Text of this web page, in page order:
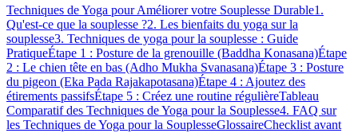
Techniques de Yoga pour Améliorer votre Souplesse Durable1.
Qu'est-ce que la souplesse ?2. Les bienfaits du yoga sur la
souplesse3. Techniques de yoga pour la souplesse : Guide
PratiqueÉtape 1 : Posture de la grenouille (Baddha Konasana)Étape
2 : Le chien tête en bas (Adho Mukha Svanasana)Étape 3 : Posture
du pigeon (Eka Pada Rajakapotasana)Étape 4 : Ajoutez des
étirements passifsÉtape 5 : Créez une routine régulièreTableau
Comparatif des Techniques de Yoga pour la Souplesse4. FAQ sur
les Techniques de Yoga pour la SouplesseGlossaireChecklist avant